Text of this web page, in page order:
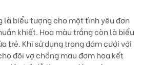
là biểu tượng cho một tình yêu đơn
khiết. Hoa màu trắng còn là biểu
trẻ. Khi sử dụng trong đám cưới với
đôi vợ chồng mau đơm hoa kết